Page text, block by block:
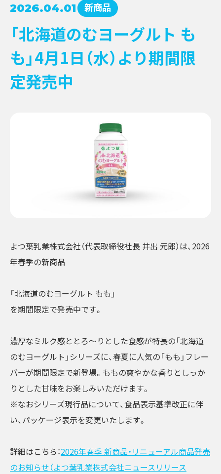
NEWS お知らせ →
新商品 →
EVENT イベント →
キャンペーン →
2026.04.01 新商品
「北海道のむヨーグルト も
も」4月1日（水）より期間限
定発売中
よつ葉乳業株式会社（代表取締役社長 井出 元郎）は、2026
年春季の新商品
「北海道のむヨーグルト もも」
を期間限定で発売中です。
濃厚なミルク感ととろ～りとした食感が特長の「北海道
のむヨーグルト」シリーズに、春夏に人気の「もも」フレー
バーが期間限定で新登場。ももの爽やかな香りとしっか
りとした甘味をお楽しみいただけます。
※なおシリーズ現行品について、食品表示基準改正に伴
い、パッケージ表示を変更いたします。
詳細はこちら：2026年春季 新商品・リニューアル商品発売
のお知らせ（よつ葉乳業株式会社ニュースリリース